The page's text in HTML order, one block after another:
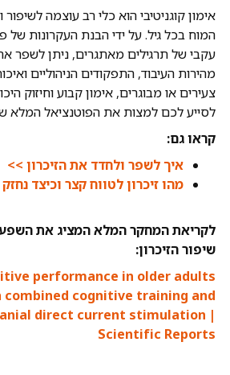
אימון קוגניטיבי הוא כלי רב עוצמה
המוח בכל גיל. על ידי הבנת העקרונות של
עקבי של תרגילים מאתגרים, ניתן לשפר
מהירות העיבוד, התפקודים הניהוליים
צעירים או מבוגרים, אימון קבוע וחיזוק
לסייע לכם למצות את הפוטנציאל המלא
קראו גם:
איך לשפר ולחדד את הזיכרון >>
מהו זיכרון לטווח קצר וכיצד
לקריאת המחקר המלא המציג את
שיפור הזיכרון:
performance in older adults
combined cognitive training and
direct current stimulation |
Scientific Reports